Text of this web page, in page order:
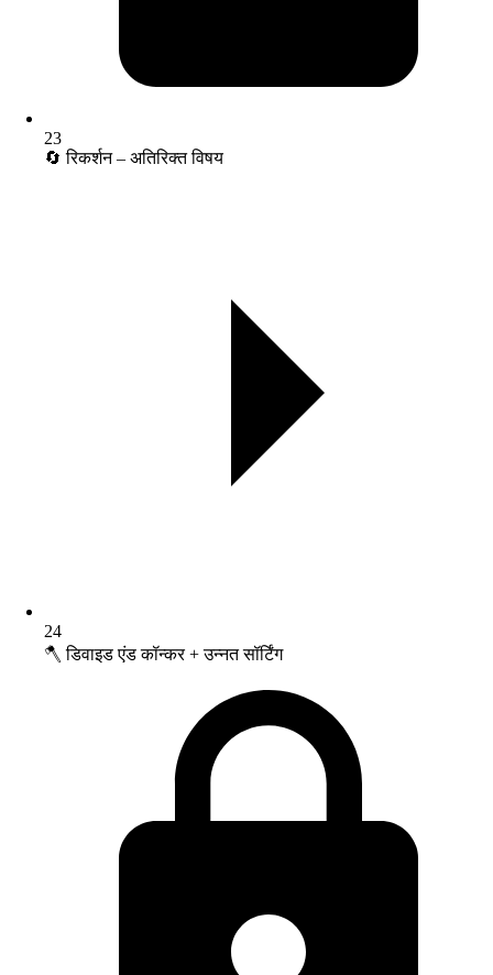
23
🔄 रिकर्शन – अतिरिक्त विषय
24
🪓 डिवाइड एंड कॉन्कर + उन्नत सॉर्टिंग